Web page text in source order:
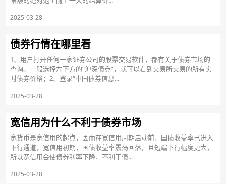
2025-03-28
债券行情在哪里看
1、用户打开任何一家证券公司的股票交易软件，都有关于债券市场的
查询。一般选择左下方的“沪深债券”，就可以看到交易所交易的所有实
时债券价格；2、登录“中国债券信息...
2025-03-28
宽信用为什么不利于债券市场
宽货币是宽信用的起点，因而在宽信用周期启动前，国债收益率已进入
下行通道，宽信用初期，国债收益率震荡回落，且短端下行幅度更大，
所以宽信用会使债券利率下降，不利于债...
2025-03-28